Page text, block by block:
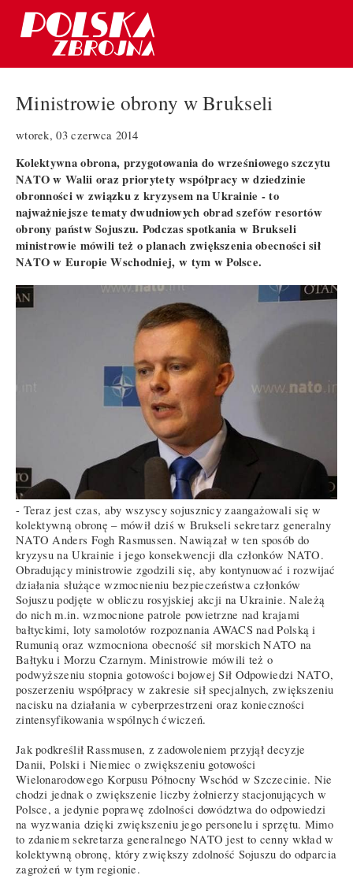
Ministrowie obrony w Brukseli
wtorek, 03 czerwca 2014
Kolektywna obrona, przygotowania do wrześniowego szczytu
NATO w Walii oraz priorytety współpracy w dziedzinie
obronności w związku z kryzysem na Ukrainie - to
najważniejsze tematy dwudniowych obrad szefów resortów
obrony państw Sojuszu. Podczas spotkania w Brukseli
ministrowie mówili też o planach zwiększenia obecności sił
NATO w Europie Wschodniej, w tym w Polsce.
- Teraz jest czas, aby wszyscy sojusznicy zaangażowali się w
kolektywną obronę – mówił dziś w Brukseli sekretarz generalny
NATO Anders Fogh Rasmussen. Nawiązał w ten sposób do
kryzysu na Ukrainie i jego konsekwencji dla członków NATO.
Obradujący ministrowie zgodzili się, aby kontynuować i rozwijać
działania służące wzmocnieniu bezpieczeństwa członków
Sojuszu podjęte w obliczu rosyjskiej akcji na Ukrainie. Należą
do nich m.in. wzmocnione patrole powietrzne nad krajami
bałtyckimi, loty samolotów rozpoznania AWACS nad Polską i
Rumunią oraz wzmocniona obecność sił morskich NATO na
Bałtyku i Morzu Czarnym. Ministrowie mówili też o
podwyższeniu stopnia gotowości bojowej Sił Odpowiedzi NATO,
poszerzeniu współpracy w zakresie sił specjalnych, zwiększeniu
nacisku na działania w cyberprzestrzeni oraz konieczności
zintensyfikowania wspólnych ćwiczeń.
Jak podkreślił Rassmusen, z zadowoleniem przyjął decyzje
Danii, Polski i Niemiec o zwiększeniu gotowości
Wielonarodowego Korpusu Północny Wschód w Szczecinie. Nie
chodzi jednak o zwiększenie liczby żołnierzy stacjonujących w
Polsce, a jedynie poprawę zdolności dowództwa do odpowiedzi
na wyzwania dzięki zwiększeniu jego personelu i sprzętu. Mimo
to zdaniem sekretarza generalnego NATO jest to cenny wkład w
kolektywną obronę, który zwiększy zdolność Sojuszu do odparcia
zagrożeń w tym regionie.